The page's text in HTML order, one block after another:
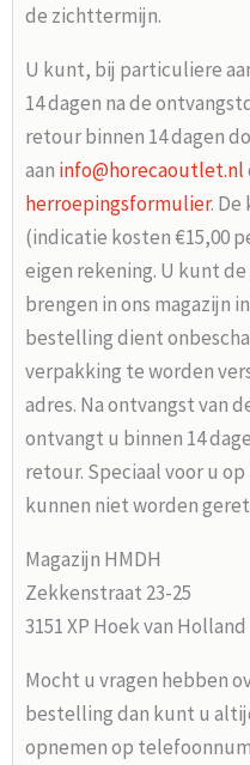
de zichttermijn.
U kunt, bij particuliere
14 dagen na de
retour binnen 14 dagen
aan info@horecaoutlet.nl
herroepingsformulier.
(indicatie kosten €15,00
eigen rekening. U kunt
brengen in ons magazijn
bestelling dient
verpakking te worden
adres. Na ontvangst van
ontvangt u binnen 14
retour. Speciaal voor u
kunnen niet worden
Magazijn HMDH
Zekkenstraat 23-25
3151 XP Hoek van Holland
Mocht u vragen hebben
bestelling dan kunt u
opnemen op